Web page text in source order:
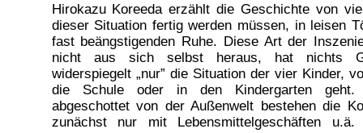
Hirokazu Koreeda erzählt die Geschichte von
dieser Situation fertig werden müssen, in leisen
fast beängstigenden Ruhe. Diese Art der
nicht aus sich selbst heraus, hat nichts
widerspiegelt „nur” die Situation der vier Kinder,
die Schule oder in den Kindergarten geht.
abgeschottet von der Außenwelt bestehen die
zunächst nur mit Lebensmittelgeschäften